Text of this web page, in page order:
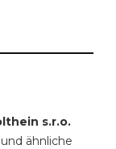
s.r.o.
und ähnliche